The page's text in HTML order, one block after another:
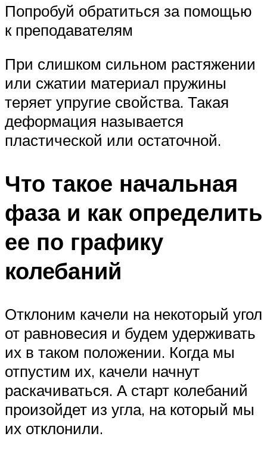
Попробуй обратиться за помощью
к преподавателям
При слишком сильном растяжении
или сжатии материал пружины
теряет упругие свойства. Такая
деформация называется
пластической или остаточной.
Что такое начальная
фаза и как определить
ее по графику
колебаний
Отклоним качели на некоторый угол
от равновесия и будем удерживать
их в таком положении. Когда мы
отпустим их, качели начнут
раскачиваться. А старт колебаний
произойдет из угла, на который мы
их отклонили.